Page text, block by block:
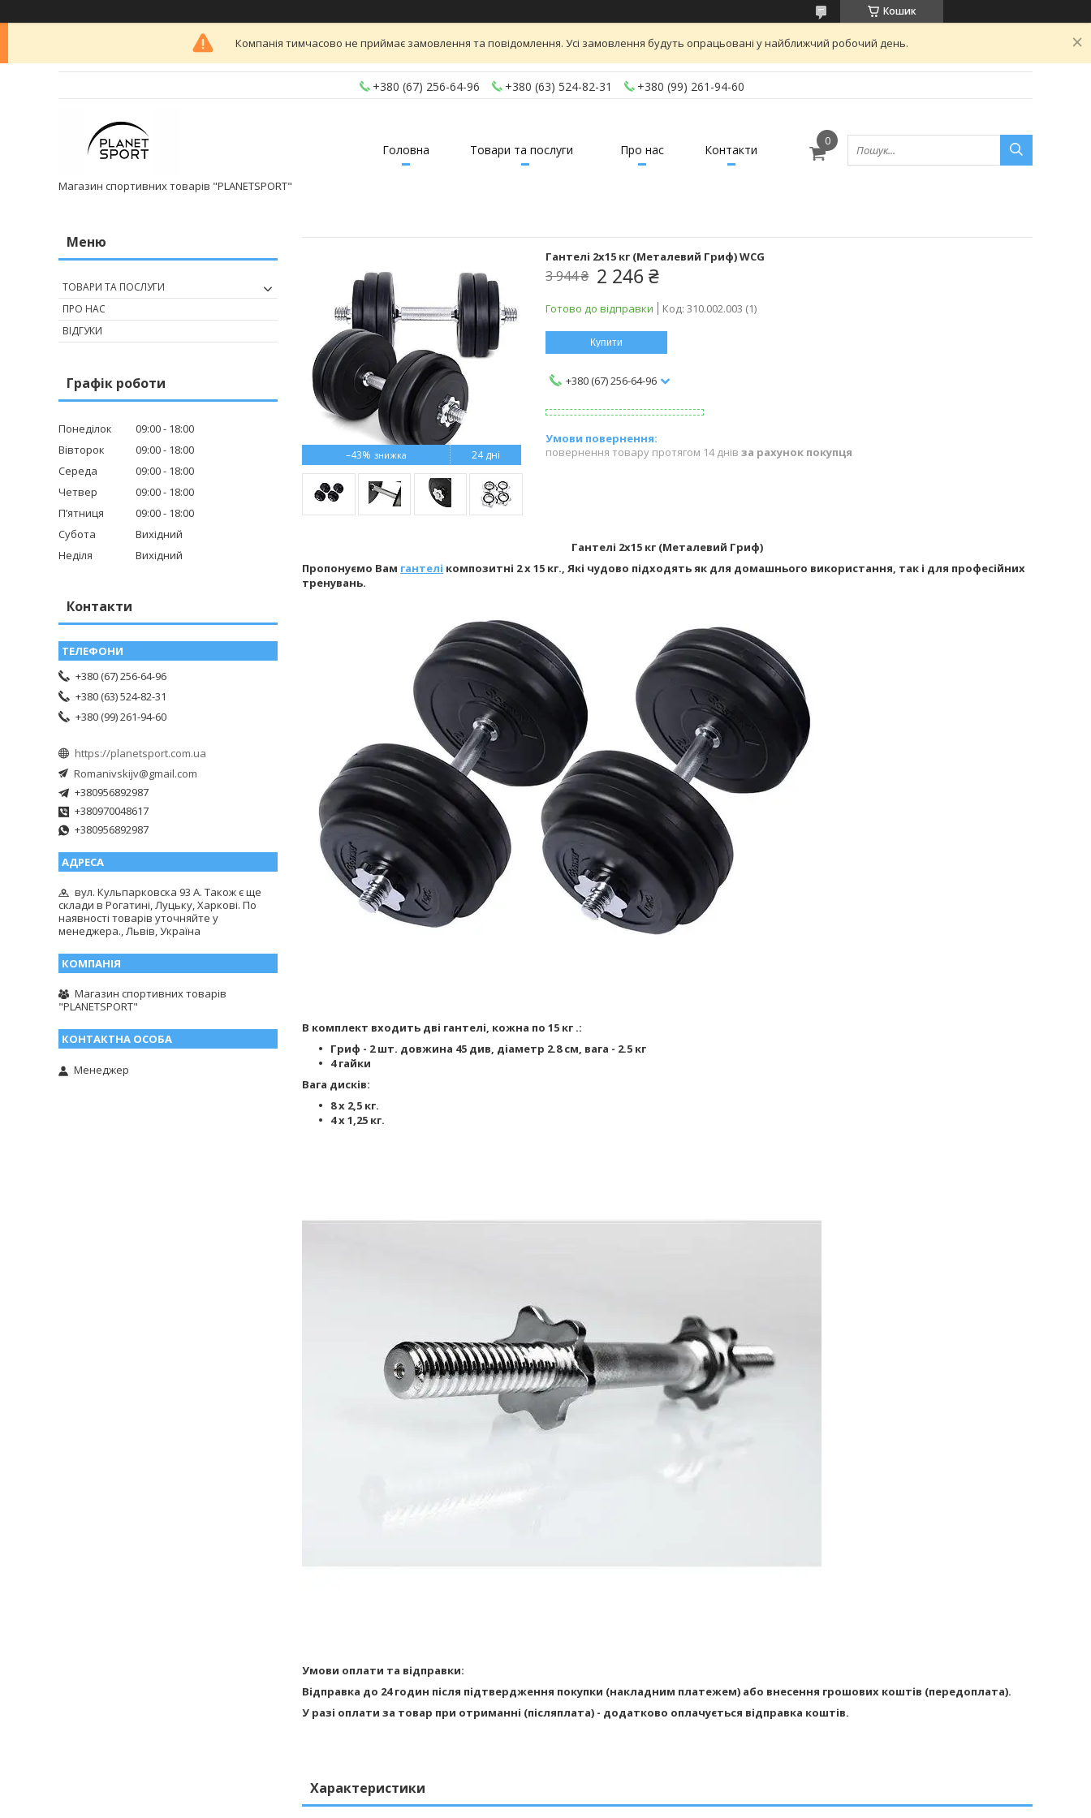
Кошик
Компанія тимчасово не приймає замовлення та повідомлення. Усі замовлення будуть опрацьовані у найближчий робочий день.
+380 (67) 256-64-96 +380 (63) 524-82-31 +380 (99) 261-94-60
Магазин спортивних товарів "PLANETSPORT"
Головна Товари та послуги Про нас Контакти
–43% 24 дні
Гантелі 2х15 кг (Металевий Гриф) WCG
3 944 ₴ 2 246 ₴
Готово до відправки Код: 310.002.003 (1)
Купити
+380 (67) 256-64-96
повернення товару протягом 14 днів за рахунок покупця
Гантелі 2х15 кг (Металевий Гриф)
Пропонуємо Вам гантелі композитні 2 х 15 кг., Які чудово підходять як для домашнього використання, так і для професійних
тренувань.
В комплект входить дві гантелі, кожна по 15 кг .:
Гриф - 2 шт. довжина 45 див, діаметр 2.8 см, вага - 2.5 кг
4 гайки
Вага дисків:
8 x 2,5 кг.
4 x 1,25 кг.
Умови оплати та відправки:
Відправка до 24 годин після підтвердження покупки (накладним платежем) або внесення грошових коштів (передоплата).
У разі оплати за товар при отриманні (післяплата) - додатково оплачується відправка коштів.
Характеристики
ТОВАРИ ТА ПОСЛУГИ
ПРО НАС
ВІДГУКИ
Графік роботи
Понеділок 09:00
18:00
Вівторок
09:00
18:00
Середа
09:00
18:00
Четвер
09:00
18:00
Пʼятниця
09:00
18:00
Субота
Вихідний
Неділя
Вихідний
Контакти
+380 (67) 256-64-96
+380 (63) 524-82-31
+380 (99) 261-94-60
https://planetsport.com.ua
Romanivskijv@gmail.com
+380956892987
+380970048617
+380956892987
вул. Кульпарковска 93 А. Також є ще
склади в Рогатині, Луцьку, Харкові. По
наявності товарів уточняйте у
менеджера., Львів, Україна
Магазин спортивних товарів
"PLANETSPORT"
Менеджер